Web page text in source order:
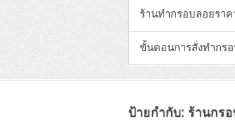
PRIMARY
ร้านทำกรอบลอยราค
ขั้นตอนการสั่งทำกร
ป้ายกำกับ: ร้านกร